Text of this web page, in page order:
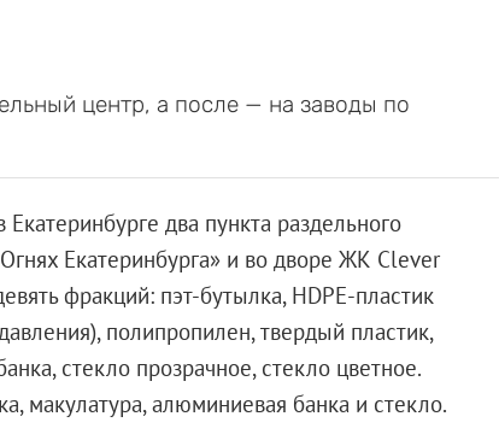
центр, а после — на заводы по
два пункта раздельного
Екатеринбурга» и во дворе ЖК Clever
фракций: пэт-бутылка, HDPE-пластик
полипропилен, твердый пластик,
стекло прозрачное, стекло цветное.
макулатура, алюминиевая банка и стекло.